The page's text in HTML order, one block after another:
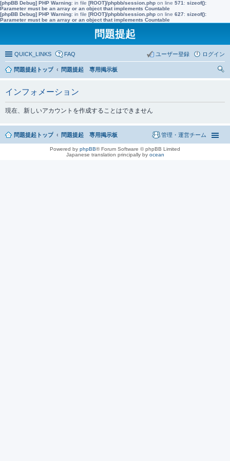
[phpBB Debug] PHP Warning: in file [ROOT]/phpbb/session.php on line 571 : sizeof():
Parameter must be an array or an object that implements Countable
[phpBB Debug] PHP Warning: in file [ROOT]/phpbb/session.php on line 627: sizeof():
Parameter must be an array or an object that implements Countable
問題提起
QUICK_LINKS FAQ ログイン
ユーザー登録
問題提起トップ
問題提起 専用掲示板
インフォメーション
現在、新しいアカウントを作成することはできません
問題提起トップ 問題提起 専用掲示板 管理・運営チーム
Powered by phpBB® Forum Software © phpBB Limited
Japanese translation principally by ocean